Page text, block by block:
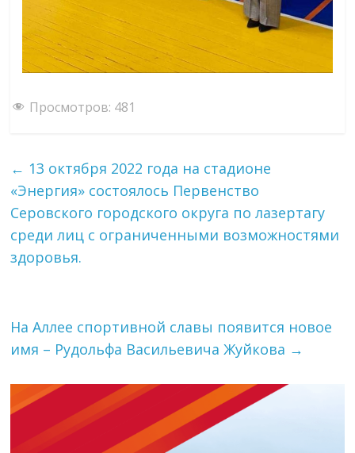
Просмотров: 481
← 13 октября 2022 года на стадионе
«Энергия» состоялось Первенство
Серовского городского округа по лазертагу
среди лиц с ограниченными возможностями
здоровья.
На Аллее спортивной славы появится новое
имя – Рудольфа Васильевича Жуйкова →